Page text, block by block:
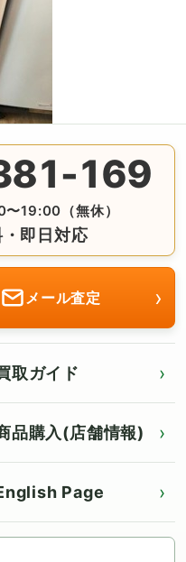
169
19:00（無休）
即日対応
問合せは番号をタップ♪
メール査定 ›
取ガイド
品購入(店舗情報)
Page
for English page